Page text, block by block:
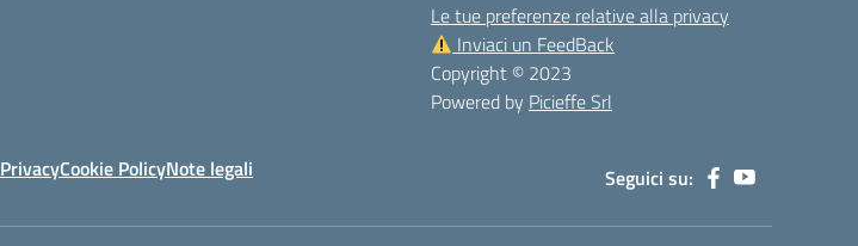
Le tue preferenze relative alla privacy
Inviaci un FeedBack
Copyright © 2023
Powered by Picieffe Srl
PrivacyCookie PolicyNote legali Seguici su: